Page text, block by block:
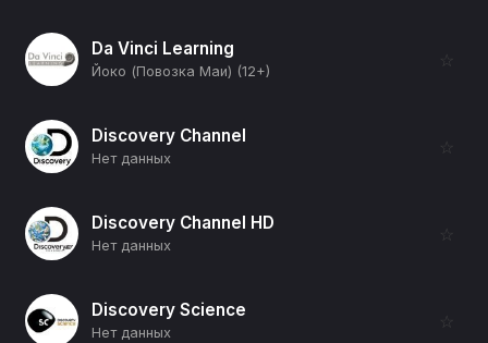
Da Vinci Learning
Йоко (Повозка Маи) (12+)
☆
Discovery Channel
Нет данных
☆
Discovery Channel HD
Нет данных
☆
Discovery Science
Нет данных
☆